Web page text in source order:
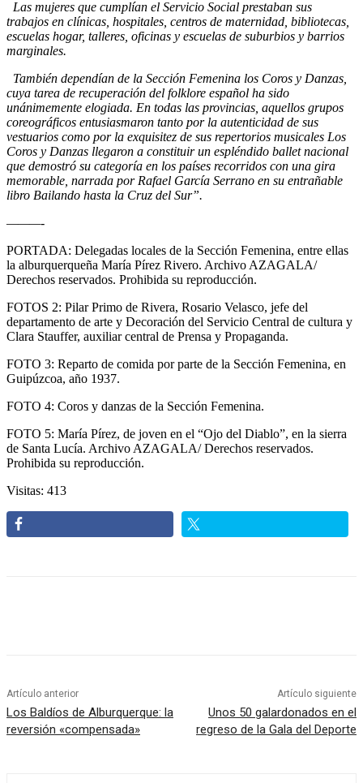
Las mujeres que cumplían el Servicio Social prestaban sus
trabajos en clínicas, hospitales, centros de maternidad, bibliotecas,
escuelas hogar, talleres, oficinas y escuelas de suburbios y barrios
marginales.
También dependían de la Sección Femenina los Coros y Danzas,
cuya tarea de recuperación del folklore español ha sido
unánimemente elogiada. En todas las provincias, aquellos grupos
coreográficos entusiasmaron tanto por la autenticidad de sus
vestuarios como por la exquisitez de sus repertorios musicales Los
Coros y Danzas llegaron a constituir un espléndido ballet nacional
que demostró su categoría en los países recorridos con una gira
memorable, narrada por Rafael García Serrano en su entrañable
libro Bailando hasta la Cruz del Sur”.
———-
PORTADA: Delegadas locales de la Sección Femenina, entre ellas
la alburquerqueña María Pírez Rivero. Archivo AZAGALA/
Derechos reservados. Prohibida su reproducción.
FOTOS 2: Pilar Primo de Rivera, Rosario Velasco, jefe del
departamento de arte y Decoración del Servicio Central de cultura y
Clara Stauffer, auxiliar central de Prensa y Propaganda.
FOTO 3: Reparto de comida por parte de la Sección Femenina, en
Guipúzcoa, año 1937.
FOTO 4: Coros y danzas de la Sección Femenina.
FOTO 5: María Pírez, de joven en el “Ojo del Diablo”, en la sierra
de Santa Lucía. Archivo AZAGALA/ Derechos reservados.
Prohibida su reproducción.
Visitas: 413
Artículo anterior
Los Baldíos de Alburquerque: la
reversión «compensada»
Artículo siguiente
Unos 50 galardonados en el
regreso de la Gala del Deporte